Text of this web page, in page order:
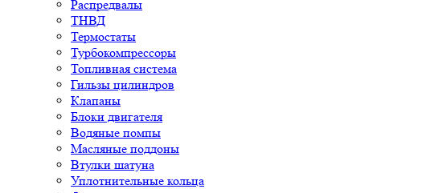
Распредвалы
ТНВД
Термостаты
Турбокомпрессоры
Топливная система
Гильзы цилиндров
Клапаны
Блоки двигателя
Водяные помпы
Масляные поддоны
Втулки шатуна
Уплотнительные кольца